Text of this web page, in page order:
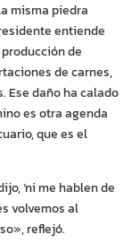
misma piedra
entiende
de
de carnes,
Ese daño ha calado
es otra agenda
que es el
‘ni me hablen de
volvemos al
reflejó.